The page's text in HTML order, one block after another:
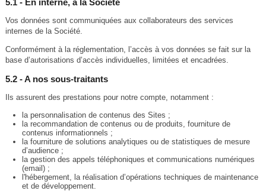
Vos données sont communiquées aux collaborateurs des services
internes de la Société.
Conformément à la réglementation, l’accès à vos données se fait sur la
base d’autorisations d’accès individuelles, limitées et encadrées.
5.2 - A nos sous-traitants
Ils assurent des prestations pour notre compte, notamment :
la personnalisation de contenus des Sites ;
la recommandation de contenus ou de produits, fourniture de
contenus informationnels ;
la fourniture de solutions analytiques ou de statistiques de mesure
d’audience ;
la gestion des appels téléphoniques et communications numériques
(email) ;
l'hébergement, la réalisation d’opérations techniques de maintenance
et de développement.